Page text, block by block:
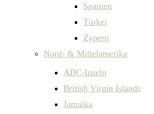
Spanien
Türkei
Zypern
Nord- & Mittelamerika
ABC-Inseln
British Virgin Islands
Jamaika